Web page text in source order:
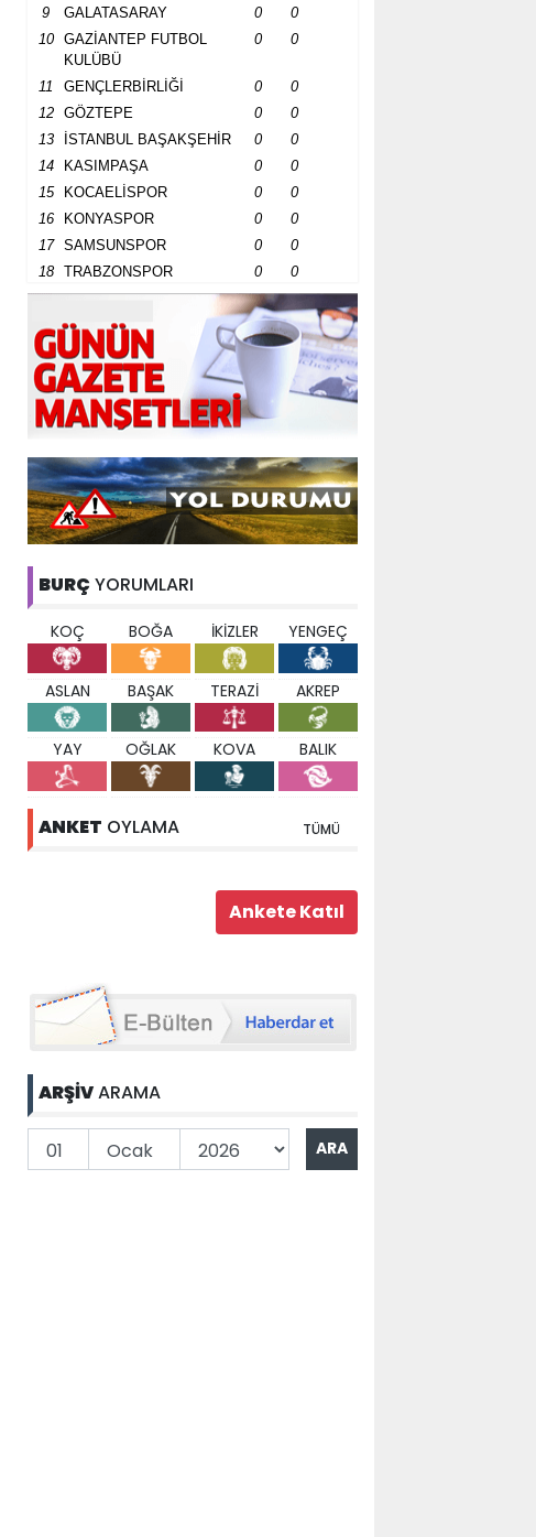
9
GALATASARAY 0
0
10
GAZİANTEP FUTBOL
KULÜBÜ
0 0
11 GENÇLERBİRLİĞİ 0
0
12
GÖZTEPE 0
0
13
İSTANBUL BAŞAKŞEHİR 0
0
14
KASIMPAŞA 0
0
15
KOCAELİSPOR 0
0
16
KONYASPOR 0
0
17
SAMSUNSPOR 0
0
18
TRABZONSPOR 0 0
BURÇ YORUMLARI
KOÇ BOĞA İKİZLER YENGEÇ
ASLAN BAŞAK TERAZİ AKREP
YAY OĞLAK KOVA BALIK
ANKET OYLAMA TÜMÜ
ARŞİVARAMA